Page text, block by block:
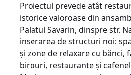
Proiectul prevede atât
istorice valoroase din
Palatul Savarin, dinspre str.
inserarea de structuri noi:
și zone de relaxare cu bănci,
birouri, restaurante și